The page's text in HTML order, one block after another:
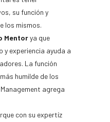
su función y
los mismos.
Mentorya que
y experiencia ayuda a
La función
humilde de los
agrega
con su expertíz